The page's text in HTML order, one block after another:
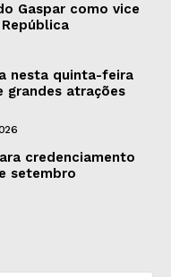
Gaspar como vice
nesta quinta-feira
grandes atrações
credenciamento
setembro